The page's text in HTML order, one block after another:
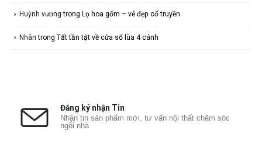
Huỳnh vương trong Lọ hoa gốm – vẻ đẹp cổ truyền
Nhân trong Tất tần tật về cửa sổ lùa 4 cánh
Đăng ký nhận Tin
Nhận tin sản phẩm mới, tư vấn nội thất chăm sóc
ngôi nhà